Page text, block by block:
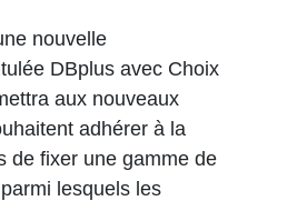
nouvelle
DBplus avec Choix
aux nouveaux
adhérer à la
de fixer une gamme de
lesquels les